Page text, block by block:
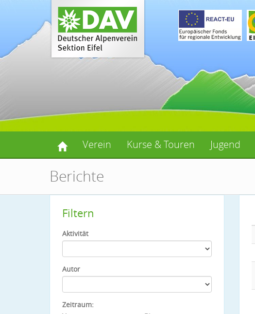
Verein Kurse & Touren Jugend
Berichte
Filtern
Aktivität
Autor
Zeitraum: